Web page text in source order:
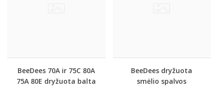
BeeDees 70A ir 75C 80A
75A 80E dryžuota balta
BeeDees dryžuota
smėlio spalvos